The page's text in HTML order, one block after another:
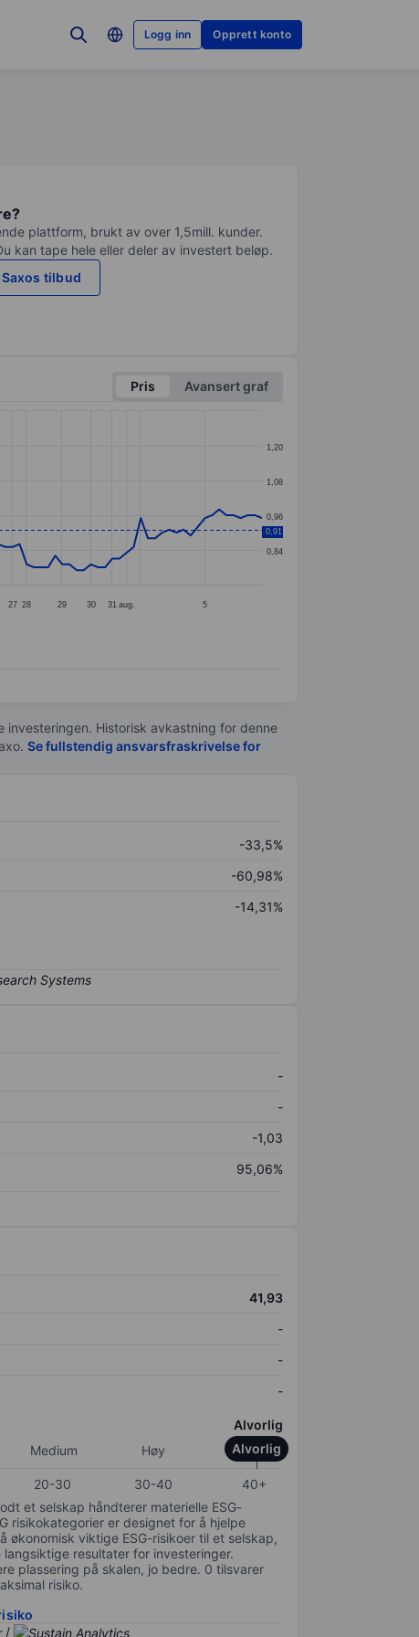
Logg inn Opprett konto
plattform, brukt av over 1,5mill. kunder.
kan tape hele eller deler av investert beløp.
tilbud
Pris
Avansert graf
27 28 29 30 31 aug. 5
0,84
0,96
1,08
1,20
0,91
Historisk avkastning for denne
Se fullstendig ansvarsfraskrivelse for
-33,5%
-60,98%
-14,31%
-
-
-1,03
95,06%
41,93
-
-
-
Alvorlig
Medium Høy Alvorlig
20-30 30-40
40+
et selskap håndterer materielle ESG-
risikokategorier er designet for å hjelpe
økonomisk viktige ESG-risikoer til et selskap,
resultater for investeringer.
plassering på skalen, jo bedre. 0 tilsvarer
risiko.
/